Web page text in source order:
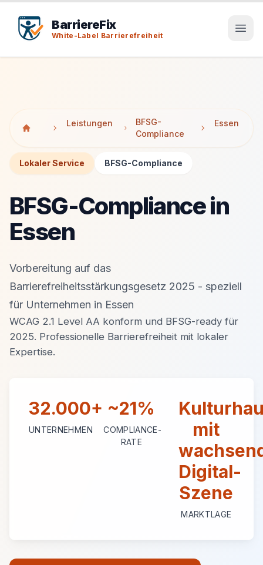
BarriereFix
White-Label Barrierefreiheit
Leistungen
BFSG-
Compliance
Essen
Lokaler Service BFSG-Compliance
BFSG-Compliance in
Essen
Vorbereitung auf das
Barrierefreiheitsstärkungsgesetz 2025 - speziell
für Unternehmen in Essen
WCAG 2.1 Level AA konform und BFSG-ready für
2025. Professionelle Barrierefreiheit mit lokaler
Expertise.
32.000+
UNTERNEHMEN
~21%
COMPLIANCE-
RATE
mit
Digital-
Szene
MARKTLAGE